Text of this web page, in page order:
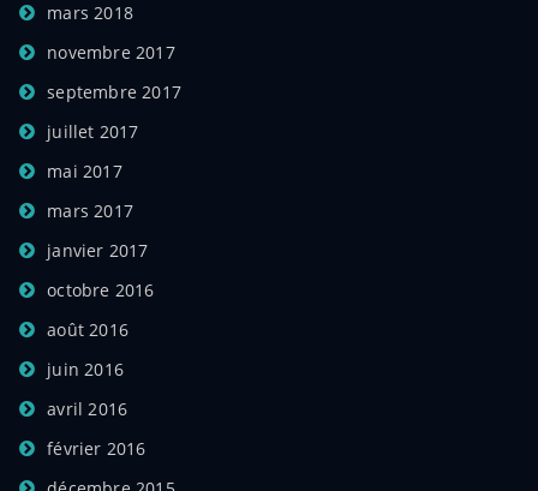
mars 2018
novembre 2017
septembre 2017
juillet 2017
mai 2017
mars 2017
janvier 2017
octobre 2016
août 2016
juin 2016
avril 2016
février 2016